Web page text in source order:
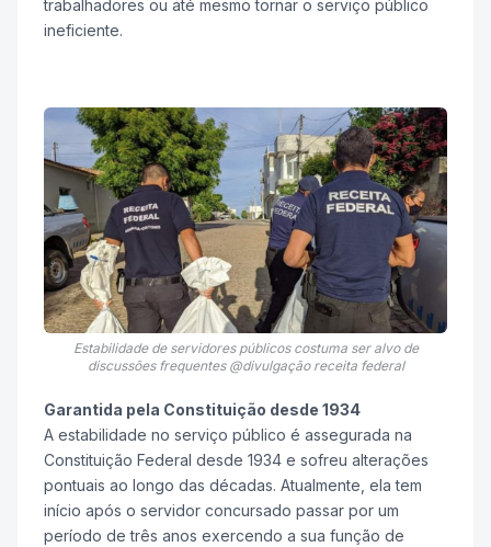
trabalhadores ou até mesmo tornar o serviço público
ineficiente.
Estabilidade de servidores públicos costuma ser alvo de
discussões frequentes @divulgação receita federal
Garantida pela Constituição desde 1934
A estabilidade no serviço público é assegurada na
Constituição Federal desde 1934 e sofreu alterações
pontuais ao longo das décadas. Atualmente, ela tem
início após o servidor concursado passar por um
período de três anos exercendo a sua função de